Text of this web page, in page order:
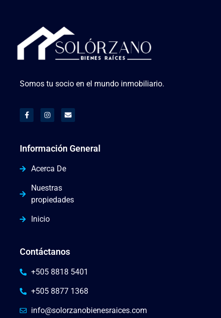
Somos tu socio en el mundo inmobiliario.
Información General
Acerca De
Nuestras
propiedades
Inicio
Contáctanos
+505 8818 5401
+505 8877 1368
info@solorzanobienesraices.com